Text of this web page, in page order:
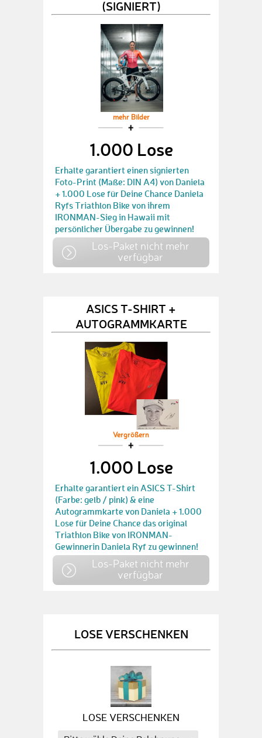
(SIGNIERT)
mehr Bilder
1.000 Lose
Erhalte garantiert einen signierten
Foto-Print (Maße: DIN A4) von Daniela
+ 1.000 Lose für Deine Chance Daniela
Ryfs Triathlon Bike von ihrem
IRONMAN-Sieg in Hawaii mit
persönlicher Übergabe zu gewinnen!
Los-Paket nicht mehr
verfügbar
ASICS T-SHIRT +
AUTOGRAMMKARTE
Vergrößern
1.000 Lose
Erhalte garantiert ein ASICS T-Shirt
(Farbe: gelb / pink) & eine
Autogrammkarte von Daniela + 1.000
Lose für Deine Chance das original
Triathlon Bike von IRONMAN-
Gewinnerin Daniela Ryf zu gewinnen!
Los-Paket nicht mehr
verfügbar
LOSE VERSCHENKEN
LOSE VERSCHENKEN